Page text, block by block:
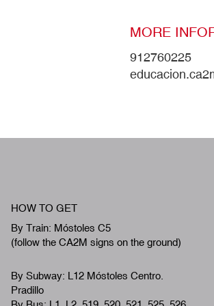
MORE
912760225
HOW TO GET
By Train: Móstoles C5
(follow the CA2M signs on the ground)
By Subway: L12 Móstoles Centro.
Pradillo